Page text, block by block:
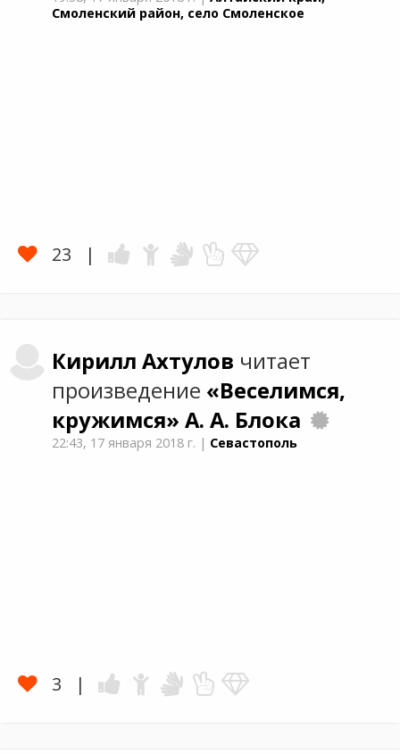
Смоленский район, село Смоленское
23
Кирилл Ахтулов читает
произведение «Веселимся,
кружимся»А. А. Блока
22:43, 17 января 2018 г. | Севастополь
3